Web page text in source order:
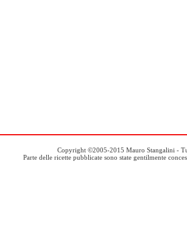
Copyright ©2005-2015 Mauro Stangalini -
Parte delle ricette pubblicate sono state gentilmente